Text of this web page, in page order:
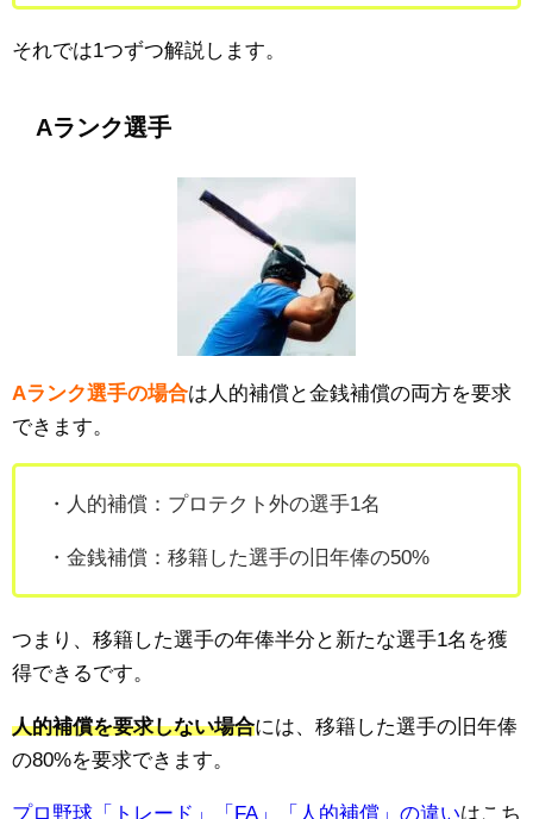
それでは1つずつ解説します。
Aランク選手
Aランク選手の場合は人的補償と金銭補償の両方を要求
できます。
・人的補償：プロテクト外の選手1名
・金銭補償：移籍した選手の旧年俸の50%
つまり、移籍した選手の年俸半分と新たな選手1名を獲
得できるです。
人的補償を要求しない場合には、移籍した選手の 旧年俸
の80%を要求できます。
プロ野球「トレード」「FA」「人的補償」の違いはこち